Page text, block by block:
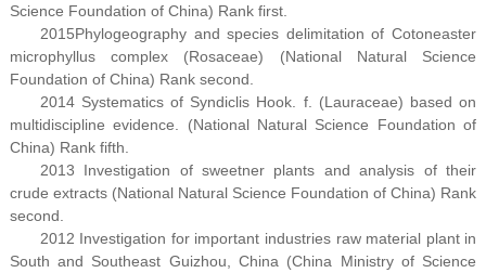
Science Foundation of China) Rank first.
2015Phylogeography and species delimitation of Cotoneaster
microphyllus complex (Rosaceae) (National Natural Science
Foundation of China) Rank second.
2014 Systematics of Syndiclis Hook. f. (Lauraceae) based on
multidiscipline evidence. (National Natural Science Foundation of
China) Rank fifth.
2013 Investigation of sweetner plants and analysis of their
crude extracts (National Natural Science Foundation of China) Rank
second.
2012 Investigation for important industries raw material plant in
South and Southeast Guizhou, China (China Ministry of Science